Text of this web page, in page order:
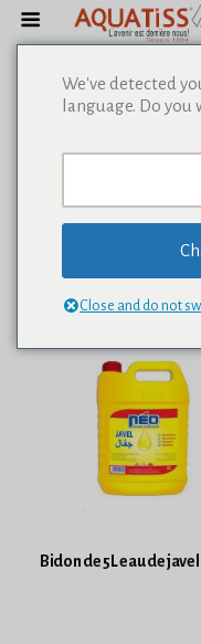
Bidon de 5L eau de javel
We've detected
language. Do
Close and do not